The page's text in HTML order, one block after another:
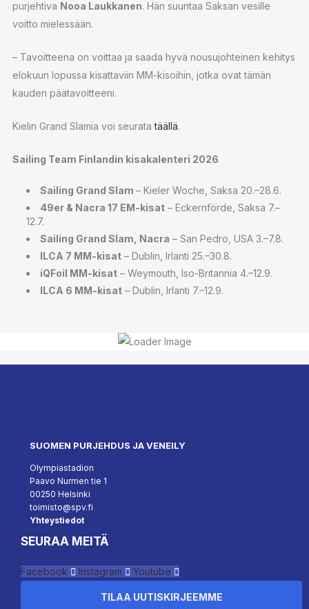
purjehtiva Nooa Laukkanen. Hän suuntaa Saksan vesille
voitto mielessään.
– Tavoitteena on voittaa ja saada hyvä nousujohteinen kehitys
elokuun lopussa kisattaviin MM-kisoihin, jotka ovat tämän
kauden päätavoitteeni.
Kielin Grand Slamia voi seuratatäällä.
Sailing Team Finlandin kisakalenteri 2026
Sailing Grand Slam – Kieler Woche, Saksa 20.–28.6.
49er & Nacra 17 EM-kisat– Eckernförde, Saksa 7.–
12.7.
Sailing Grand Slam, Nacra – San Pedro, USA 3.–7.8.
ILCA 7 MM-kisat– Dublin, Irlanti 25.–30.8.
iQFoil MM-kisat– Weymouth, Iso-Britannia 4.–12.9.
ILCA 6 MM-kisat– Dublin, Irlanti 7.–12.9.
SUOMEN PURJEHDUS JA VENEILY
Olympiastadion
Paavo Nurmen tie 1
00250 Helsinki
toimisto@spv.fi
Yhteystiedot
SEURAA MEITÄ
Facebook Instagram Youtube
TILAA UUTISKIRJEEMME